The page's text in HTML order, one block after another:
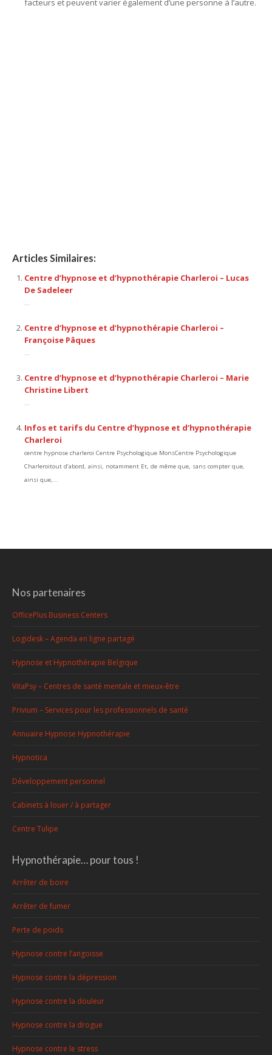
facteurs et peuvent varier également d’une personne à l’autre.
Articles Similaires:
Centre d’hypnose et d’hypnothérapie Charleroi – Lucas
De Sadeleer
...
Centre d’hypnose et d’hypnothérapie Charleroi –
Françoise Pâques
...
Centre d’hypnose et d’hypnothérapie Charleroi – Marie
Christine Libert
...
Infos et tarifs du Centre d’hypnose et d’hypnothérapie
Charleroi
centre hypnose charleroi Centre Psychologique MonsCentre Psychologique
Charleroitout d’abord, ainsi, notamment Et, de même que, sans compter que,
ainsi que,...
Nos partenaires
OfficePlus Business Centers
Logidesk – Agenda en ligne partagé
Hypnose et Hypnothérapie Belgique
VitaPsy – Centres de santé mentale et mieux-être
Privium – Services pour les professionnels de santé
Annuaire Hypnose Hypnothérapie
Hypnotica
Développement personnel
Cabinets à louer / à partager
Centre Tulipe
Hypnothérapie… pour tous !
Arrêter de boire
Arrêter de fumer
Perte de poids
Hypnose contre l’angoisse
Hypnose contre la dépression
Hypnose contre la douleur
Hypnose contre la drogue
Hypnose contre le stress